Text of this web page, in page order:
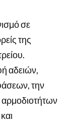
σε
της
αδειών,
την